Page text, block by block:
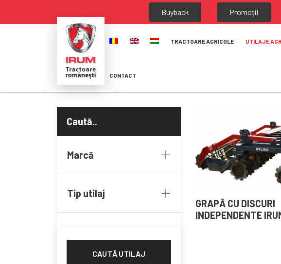
Buyback Promoții
TRACTOARE AGRICOLE UTILAJE
CONTACT
GRAPĂ CU DISCURI
INDEPENDENTE
Marcă
Tip utilaj
CAUTĂ UTILAJ